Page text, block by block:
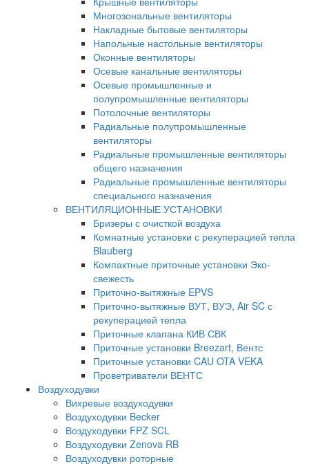
Многозональные вентиляторы
Накладные бытовые вентиляторы
Напольные настольные вентиляторы
Оконные вентиляторы
Осевые канальные вентиляторы
Осевые промышленные и
полупромышленные вентиляторы
Потолочные вентиляторы
Радиальные полупромышленные
вентиляторы
Радиальные промышленные вентиляторы
общего назначения
Радиальные промышленные вентиляторы
специального назначения
ВЕНТИЛЯЦИОННЫЕ УСТАНОВКИ
Бризеры с очисткой воздуха
Комнатные установки с рекуперацией тепла
Blauberg
Компактные приточные установки Эко-
свежесть
Приточно-вытяжные EPVS
Приточно-вытяжные ВУТ, ВУЭ, Air SC с
рекуперацией тепла
Приточные клапана КИВ СВК
Приточные установки Breezart, Вентс
Приточные установки CAU OTA VEKA
Проветриватели ВЕНТС
Воздуходувки
Вихревые воздуходувки
Воздуходувки Becker
Воздуходувки FPZ SCL
Воздуходувки Zenova RB
Воздуходувки роторные